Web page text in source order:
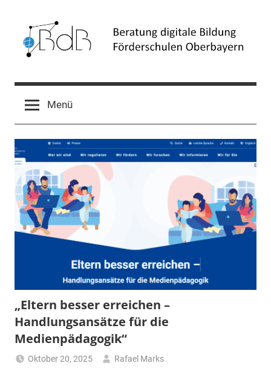
springen
Beratung
digitale
Bildung
(BdB)
Menü
„Eltern besser erreichen –
Handlungsansätze für die
Medienpädagogik“
Oktober 20, 2025
Rafael Marks